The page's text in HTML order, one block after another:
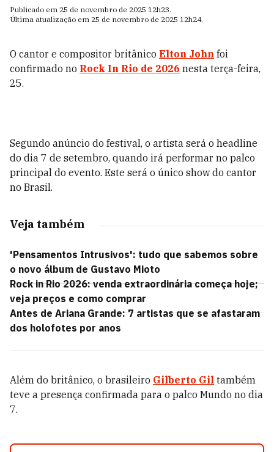
Publicado em 25 de novembro de 2025 12h23.
Última atualização em 25 de novembro de 2025 12h24.
O cantor e compositor britânico Elton John foi
confirmado no Rock In Rio de 2026 nesta terça-feira,
25.
Segundo anúncio do festival, o artista será o headline
do dia 7 de setembro, quando irá performar no palco
principal do evento. Este será o único show do cantor
no Brasil.
Veja também
'Pensamentos Intrusivos': tudo que sabemos sobre
o novo álbum de Gustavo Mioto
Rock in Rio 2026: venda extraordinária começa hoje;
veja preços e como comprar
Antes de Ariana Grande: 7 artistas que se afastaram
dos holofotes por anos
Além do britânico, o brasileiro Gilberto Gil também
teve a presença confirmada para o palco Mundo no dia
7.